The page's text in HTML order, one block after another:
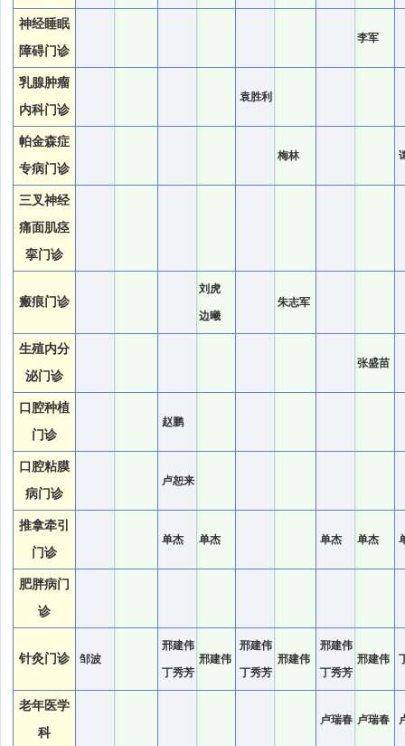
神经睡眠
障碍门诊
李军
乳腺肿瘤
内科门诊
袁胜利
帕金森症
专病门诊
梅林
三叉神经
痛面肌痉
挛门诊
瘢痕门诊
刘虎
边曦
朱志军
生殖内分
泌门诊
张盛苗
口腔种植
门诊
赵鹏
口腔粘膜
病门诊
卢恕来
推拿牵引
门诊
单杰 单杰 单杰 单杰
肥胖病门
诊
针灸门诊 邹波
邢建伟
丁秀芳
邢建伟
邢建伟
丁秀芳
邢建伟
邢建伟
丁秀芳
邢建伟
老年医学
科
卢瑞春 卢瑞春